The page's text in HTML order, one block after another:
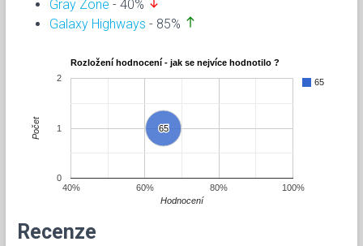
Gray Zone - 40%
Galaxy Highways - 85% north
Rozložení hodnocení - jak se nejvíce hodnotilo ?
65
65
65
40% 60% 80% 100%
0
1
2
Hodnocení
Počet
Recenze